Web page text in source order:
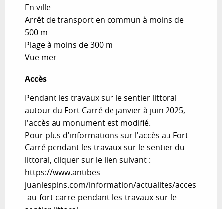
En ville
Arrêt de transport en commun à moins de
500 m
Plage à moins de 300 m
Vue mer
Accès
Accès
Pendant les travaux sur le sentier littoral
autour du Fort Carré de janvier à juin 2025,
l'accès au monument est modifié.
Pour plus d'informations sur l'accès au Fort
Carré pendant les travaux sur le sentier du
littoral, cliquer sur le lien suivant :
https://www.antibes-
juanlespins.com/information/actualites/acces
-au-fort-carre-pendant-les-travaux-sur-le-